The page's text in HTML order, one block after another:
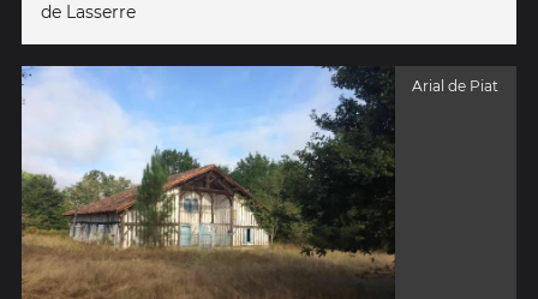
de Lasserre
Arial de Piat